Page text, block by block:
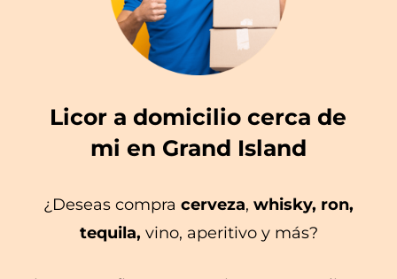
Licor a domicilio cerca de
mi en Grand Island
¿Deseas compra cerveza, whisky, ron,
tequila, vino, aperitivo y más?